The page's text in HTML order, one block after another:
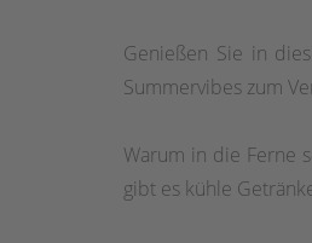
Genießen Sie in
Summervibes zum
Warum in die Ferne
gibt es kühle